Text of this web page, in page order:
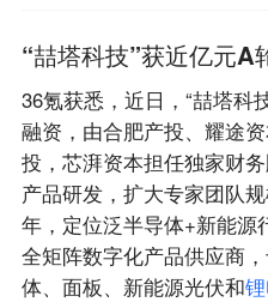
“喆塔科技”获近亿元A
36氪获悉，近日，“喆塔科
融资，由合肥产投、耀途
投，芯湃资本担任独家财
产品研发，扩大专家团队
年，定位泛半导体+新能源
全矩阵数字化产品供应商
体、面板、新能源光伏和锂